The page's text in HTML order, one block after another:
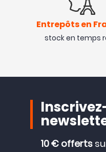
Entrepôts en
stock en temps
10 € offerts